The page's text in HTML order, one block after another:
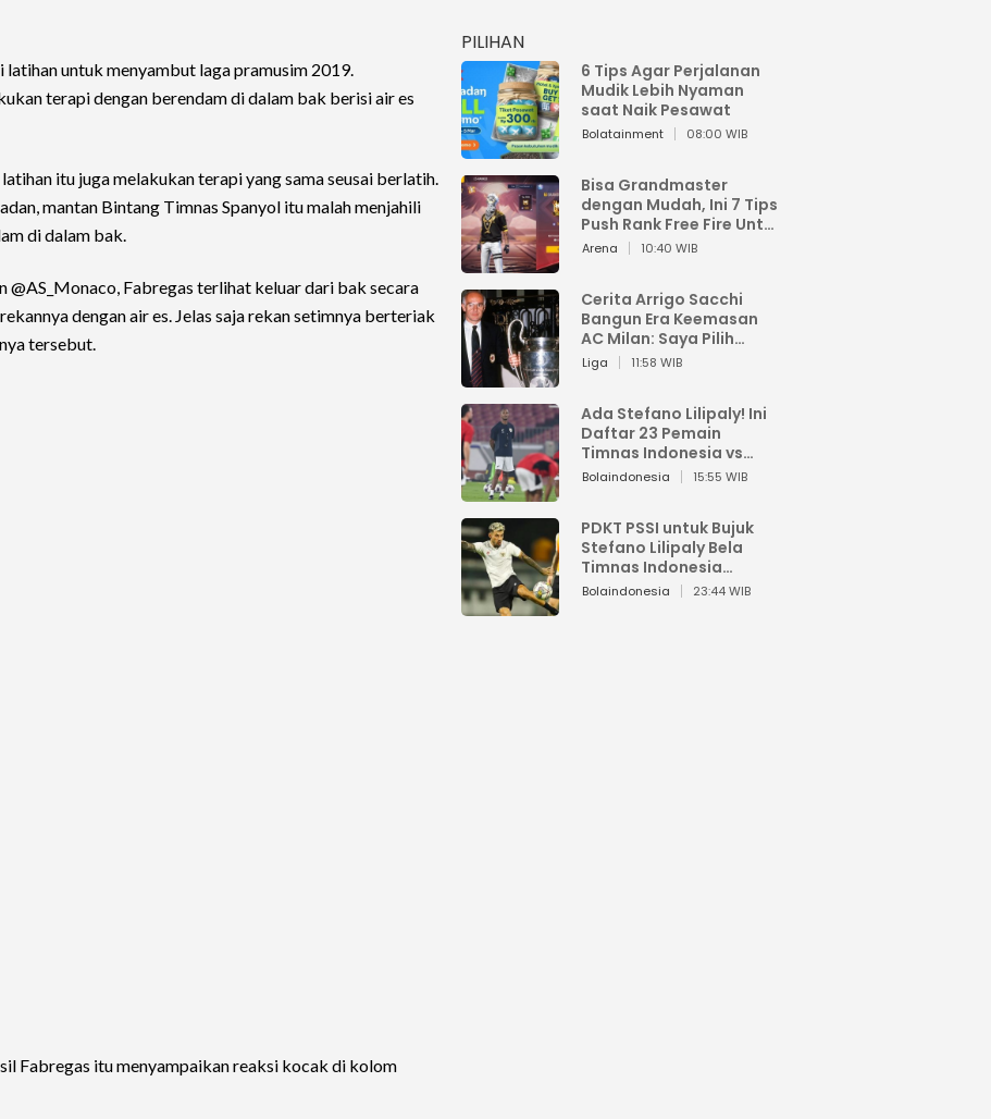
latihan untuk menyambut laga pramusim 2019.
terapi dengan berendam di dalam bak berisi air es
itu juga melakukan terapi yang sama seusai berlatih.
mantan Bintang Timnas Spanyol itu malah menjahili
di dalam bak.
Fabregas terlihat keluar dari bak secara
dengan air es. Jelas saja rekan setimnya berteriak
tersebut.
Fabregas itu menyampaikan reaksi kocak di kolom
PILIHAN
6 Tips Agar Perjalanan
Mudik Lebih Nyaman
saat Naik Pesawat
Bolatainment 08:00 WIB
Bisa Grandmaster
dengan Mudah, Ini 7 Tips
Push Rank Free Fire Untuk
Pemula
Arena 10:40 WIB
Cerita Arrigo Sacchi
Bangun Era Keemasan
AC Milan: Saya Pilih
Pemain dari Isi Otaknya
Liga 11:58 WIB
Ada Stefano Lilipaly! Ini
Daftar 23 Pemain
Timnas Indonesia vs
China
Bolaindonesia 15:55 WIB
PDKT PSSI untuk Bujuk
Stefano Lilipaly Bela
Timnas Indonesia
Berakhir Berantakan
Bolaindonesia 23:44 WIB